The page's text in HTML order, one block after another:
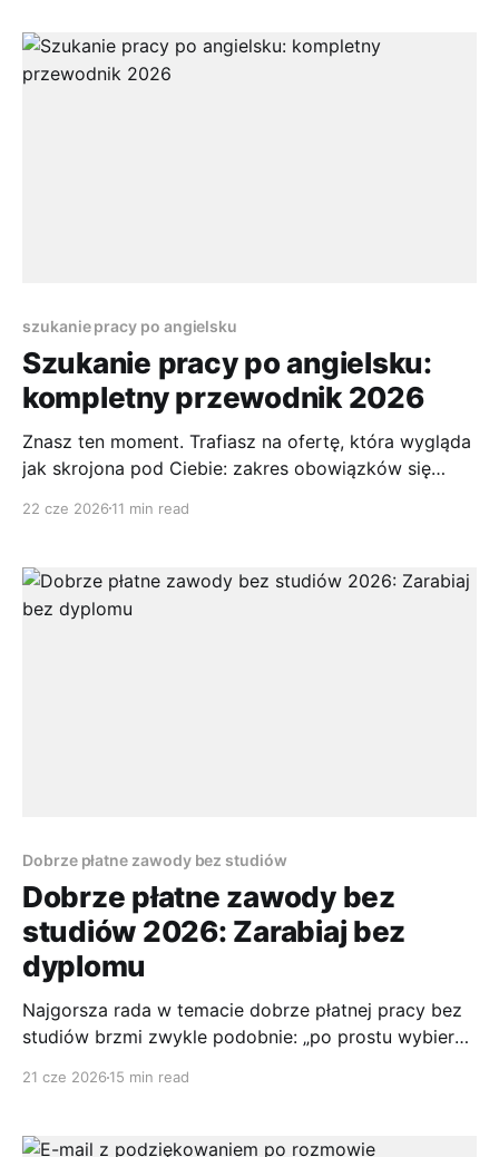
ZUS, dane do PIT i część akt osobowych. Dlatego
kwestionariusz osobowy warto potraktować nie
szukanie pracy po angielsku
Szukanie pracy po angielsku:
kompletny przewodnik 2026
Znasz ten moment. Trafiasz na ofertę, która wygląda
jak skrojona pod Ciebie: zakres obowiązków się
sensownego. Problem pojawia się sekundę później.
aplikacyjny też, a Ty nagle nie myślisz już o swoich
kompetencjach, tylko o tym, czy lepiej
22 cze 2026 11 min read
Dobrze płatne zawody bez studiów
Dobrze płatne zawody bez
studiów 2026: Zarabiaj bez
dyplomu
Najgorsza rada w temacie dobrze płatnej pracy bez
studiów brzmi zwykle podobnie: „po prostu wybierz
przesunięcie ciężaru z dyplomu na coś innego:
21 cze 2026 15 min read